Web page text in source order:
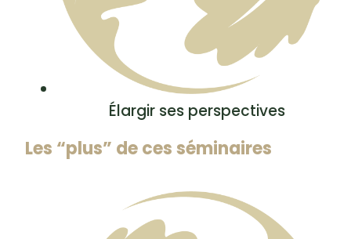
Élargir ses perspectives
Les “plus” de ces séminaires